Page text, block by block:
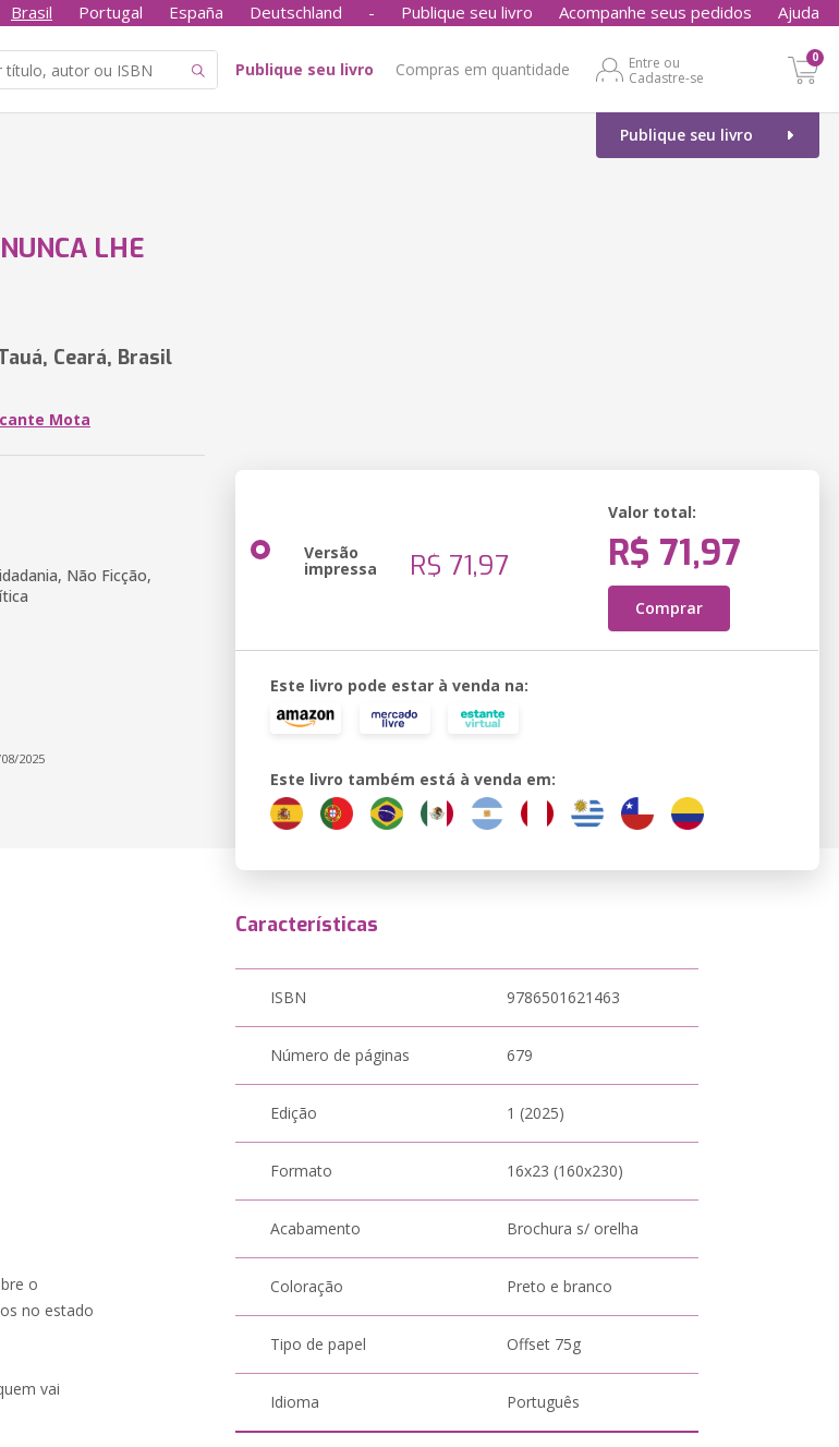
Brasil Portugal España Deutschland - Publique seu livro Acompanhe seus pedidos Ajuda
Publique seu livro Compras em quantidade
Entre ou
Cadastre-se
0
Publique seu livro
LHE
Ceará, Brasil
Mota
Não Ficção,
2025
Versão
impressa R$ 71,97
Valor total:
R$ 71,97
Comprar
Este livro pode estar à venda na:
Este livro também está à venda em:
o
no estado
vai
Características
ISBN 9786501621463
Número de páginas 679
Edição 1 (2025)
Formato 16x23 (160x230)
Acabamento Brochura s/ orelha
Coloração Preto e branco
Tipo de papel Offset 75g
Idioma Português